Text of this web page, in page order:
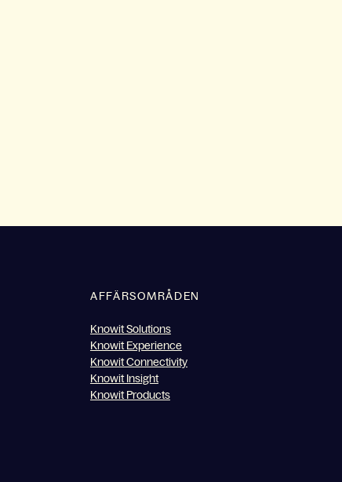
AFFÄRSOMRÅDEN
Knowit Solutions
Knowit Experience
Knowit Connectivity
Knowit Insight
Knowit Products